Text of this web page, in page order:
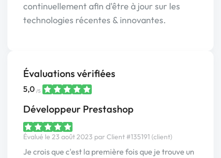
continuellement afin d'être à jour sur les
technologies récentes & innovantes.
Évaluations vérifiées
5,0 /5
Développeur Prestashop
Évalué le 23 août 2023 par Client #135191 (client)
Je crois que c'est la première fois que je trouve un